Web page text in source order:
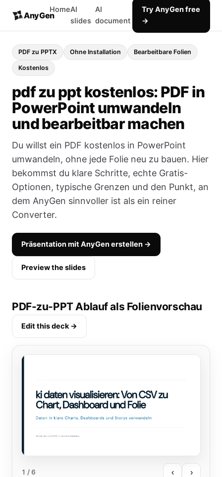
AnyGen
HomeAI
slides
AI
document
Try AnyGen free
→
PDF zu PPTX Ohne Installation Bearbeitbare Folien
Kostenlos
pdf zu ppt kostenlos: PDF in
PowerPoint umwandeln
und bearbeitbar machen
Du willst ein PDF kostenlos in PowerPoint
umwandeln, ohne jede Folie neu zu bauen. Hier
bekommst du klare Schritte, echte Gratis-
Optionen, typische Grenzen und den Punkt, an
dem AnyGen sinnvoller ist als ein reiner
Converter.
Präsentation mit AnyGen erstellen →
Preview the slides
PDF-zu-PPT Ablauf als Folienvorschau
Edit this deck →
1 / 6 ‹ ›